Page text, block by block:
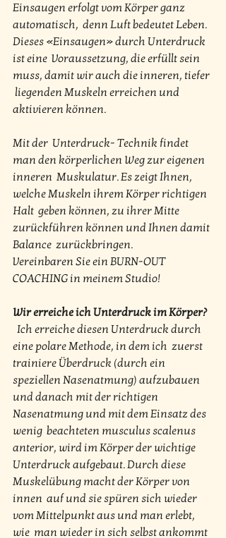
Einsaugen erfolgt vom Körper ganz
automatisch,  denn Luft bedeutet Leben.
Dieses «Einsaugen» durch Unterdruck
ist eine  Voraussetzung, die erfüllt sein
muss, damit wir auch die inneren, tiefer
liegenden Muskeln erreichen und
aktivieren können.
Mit der  Unterdruck- Technik findet
man den körperlichen Weg zur eigenen
inneren  Muskulatur. Es zeigt Ihnen,
welche Muskeln ihrem Körper richtigen
Halt  geben können, zu ihrer Mitte
zurückführen können und Ihnen damit
Balance  zurückbringen.
Vereinbaren Sie ein BURN-OUT
COACHING in meinem Studio!
Wir erreiche ich Unterdruck im Körper?
eine polare Methode, in dem ich  zuerst
trainiere Überdruck (durch ein
speziellen Nasenatmung) aufzubauen
und danach mit der richtigen
Nasenatmung und mit dem Einsatz des
wenig  beachteten musculus scalenus
anterior, wird im Körper der wichtige
Unterdruck aufgebaut. Durch diese
Muskelübung macht der Körper von
innen  auf und sie spüren sich wieder
vom Mittelpunkt aus und man erlebt,
wie  man wieder in sich selbst ankommt